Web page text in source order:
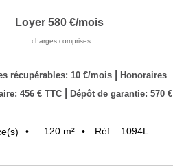
Loyer 580 €/mois
charges comprises
récupérables: 10 €/mois
Honoraires
456 € TTC
Dépôt de garantie: 570 €
120 m² Réf : 1094L